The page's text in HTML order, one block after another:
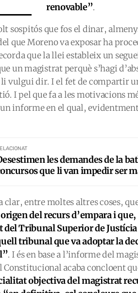
renovable”.
sospitós que fos el dinar,
que Moreno va exposar ha
que la llei estableix un
un magistrat perquè s’hagi
li vulgui dir. I el fet de compartir
I pel que fa a les motivacions
informe en el qual,
les demandes de la
que li van impedir ser
clar, entre moltes altres coses,
del recurs d’empara i
Tribunal Superior de
tribunal que va adoptar la
. I és en base a l’informe del
Constitucional acaba concloent
objectiva del magistrat